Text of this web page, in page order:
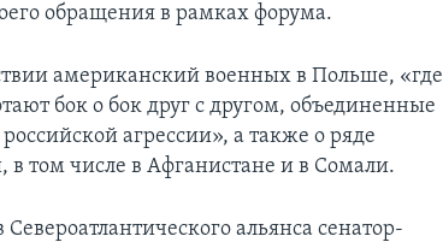
обращения в рамках форума.
американский военных в Польше, «где
бок о бок друг с другом, объединенные
агрессии», а также о ряде
том числе в Афганистане и в Сомали.
альянса сенатор-